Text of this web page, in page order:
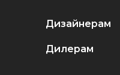
Дизайнерам
Дилерам